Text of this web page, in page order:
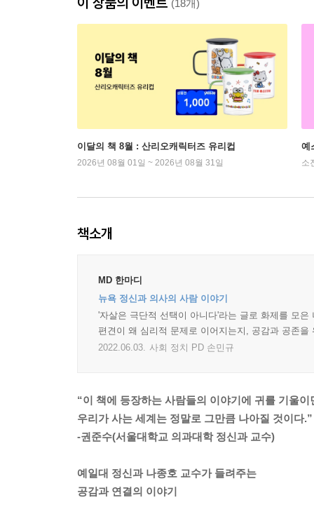
(18개)
이달의 책 8월 : 산리오캐릭터즈 유리컵
2026년 08월 01일 ~ 2026년 08월 31일
예
소
책소개
MD 한마디
뉴욕 정신과 의사의 사람 이야기
'자살은 극단적 선택이 아니다'라는 글로 화제를 모
편견이 왜 심리적 문제로 이어지는지, 공감과 공존
2022.06.03. 사회 정치 PD 손민규
“이 책에 등장하는 사람들의 이야기에 귀를 기울이
우리가 사는 세계는 정말로 그만큼 나아질 것이다.”
-권준수(서울대학교 의과대학 정신과 교수)
예일대 정신과 나종호 교수가 들려주는
공감과 연결의 이야기